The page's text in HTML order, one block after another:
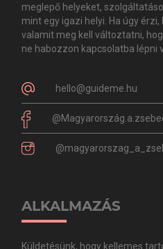
meglepő helyeket,
mint egy igazi helyi. Ha úgy
valamit meg kell változtatni,
ne habozzon kapcsolatba lépni
hello@guideme.hu
ALKALMAZÁS
Küldetésünk, hogy kellemes